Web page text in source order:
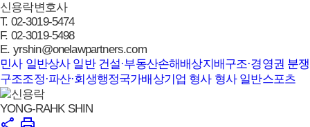
신용락변호사
T. 02-3019-5474
F. 02-3019-5498
E. yrshin@onelawpartners.com
민사 일반상사 일반 건설·부동산손해배상지배구조·경영권 분쟁
구조조정·파산·회생행정국가배상기업 형사 형사 일반스포츠
YONG-RAHK SHIN